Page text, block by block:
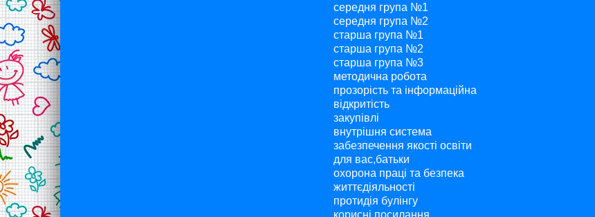
середня група №1
середня група №2
старша група №1
старша група №2
старша група №3
методична робота
прозорість та інформаційна
відкритість
закупівлі
внутрішня система
забезпечення якості освіти
для вас,батьки
охорона праці та безпека
життєдіяльності
протидія булінгу
корисні посилання